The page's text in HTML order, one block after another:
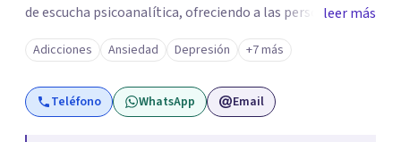
de escucha psicoanalítica, ofreciendo a las personas la
oportunidad de hablar sobre aquello que les causa
padecimiento y buscar diversas formas de abordaje y
acompañamiento.
leer más
Adicciones Ansiedad Depresión +7 más
Teléfono WhatsApp Email